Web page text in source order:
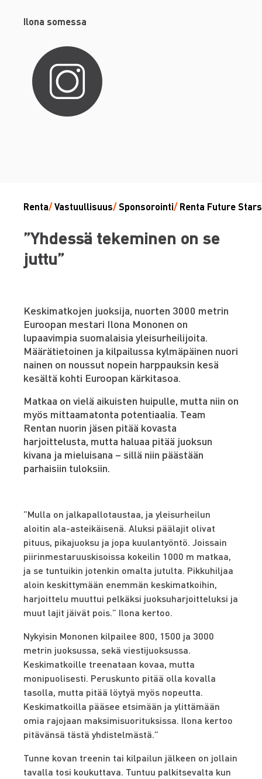
Ilona somessa
Renta/Vastuullisuus/Sponsorointi/ Renta Future Stars
”Yhdessä tekeminen on se
juttu”
Keskimatkojen juoksija, nuorten 3000 metrin
Euroopan mestari Ilona Mononen on
lupaavimpia suomalaisia yleisurheilijoita.
Määrätietoinen ja kilpailussa kylmäpäinen nuori
nainen on noussut nopein harppauksin kesä
kesältä kohti Euroopan kärkitasoa.
Matkaa on vielä aikuisten huipulle, mutta niin on
myös mittaamatonta potentiaalia. Team
Rentan nuorin jäsen pitää kovasta
harjoittelusta, mutta haluaa pitää juoksun
kivana ja mieluisana – sillä niin päästään
parhaisiin tuloksiin.
”Mulla on jalkapallotaustaa, ja yleisurheilun
aloitin ala-asteikäisenä. Aluksi päälajit olivat
pituus, pikajuoksu ja jopa kuulantyöntö. Joissain
piirinmestaruuskisoissa kokeilin 1000 m matkaa,
ja se tuntuikin jotenkin omalta jutulta. Pikkuhiljaa
aloin keskittymään enemmän keskimatkoihin,
harjoittelu muuttui pelkäksi juoksuharjoitteluksi ja
muut lajit jäivät pois.” Ilona kertoo.
Nykyisin Mononen kilpailee 800, 1500 ja 3000
metrin juoksussa, sekä viestijuoksussa.
Keskimatkoille treenataan kovaa, mutta
monipuolisesti. Peruskunto pitää olla kovalla
tasolla, mutta pitää löytyä myös nopeutta.
Keskimatkoilla pääsee etsimään ja ylittämään
omia rajojaan maksimisuorituksissa. Ilona kertoo
pitävänsä tästä yhdistelmästä.”
Tunne kovan treenin tai kilpailun jälkeen on jollain
tavalla tosi koukuttava. Tuntuu palkitsevalta kun